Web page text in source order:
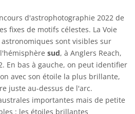
d'astrophotographie 2022 de
fixes de motifs célestes. La Voie
sont visibles sur
sud, à Anglers Reach,
En bas à gauche, on peut identifier
avec son étoile la plus brillante,
juste au-dessus de l'arc.
importantes mais de petite
: les étoiles brillantes